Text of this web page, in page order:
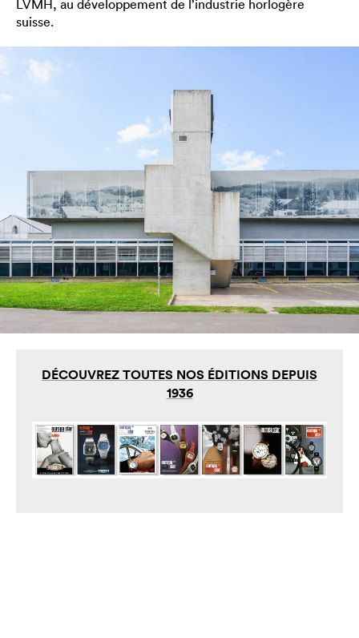
LVMH, au développement de l’industrie horlogère
suisse.
DÉCOUVREZ TOUTES NOS ÉDITIONS DEPUIS
1936